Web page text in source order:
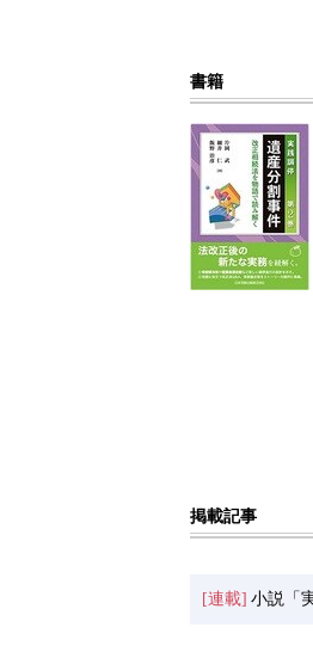
書籍
掲載記事
[連載] 小説「